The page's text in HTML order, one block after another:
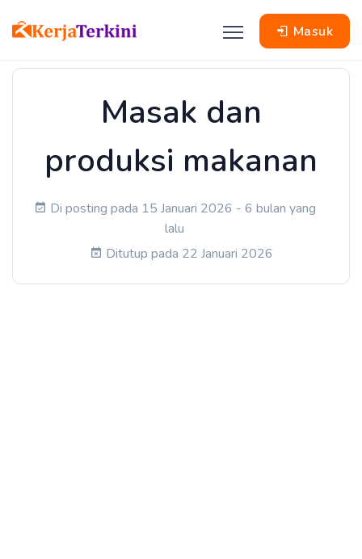
Masuk
Masak dan
produksi makanan
Di posting pada 15 Januari 2026 - 6 bulan yang
lalu
Ditutup pada 22 Januari 2026